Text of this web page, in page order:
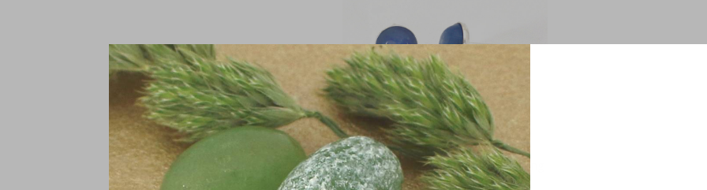
Oorbellen kyaniet cabochon - sterling
zilver - 2045